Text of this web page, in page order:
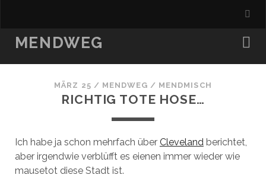
MENDWEG
MÄRZ 25 / MENDWEG / MENDMISCH
RICHTIG TOTE HOSE…
Ich habe ja schon mehrfach über Clevelandberichtet,
aber irgendwie verblüfft es eienen immer wieder wie
mausetot diese Stadt ist.